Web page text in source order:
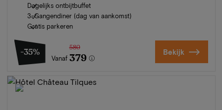
Dagelijks ontbijtbuffet
3-Gangendiner (dag van aankomst)
Gratis parkeren
-35%
Vanaf
580
379 Bekijk